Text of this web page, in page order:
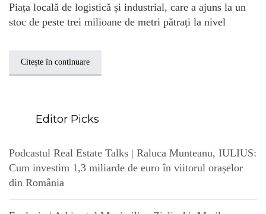
Piața locală de logistică și industrial, care a ajuns la un
stoc de peste trei milioane de metri pătrați la nivel
Citește în continuare
Editor Picks
Podcastul Real Estate Talks | Raluca Munteanu, IULIUS:
Cum investim 1,3 miliarde de euro în viitorul orașelor
din România